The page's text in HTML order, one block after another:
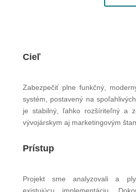
Cieľ
Zabezpečiť plne funkčný,
systém, postavený na
je stabilný, ľahko rozšíriteľný a
vývojárskym aj marketingovým
Prístup
Projekt sme analyzovali a